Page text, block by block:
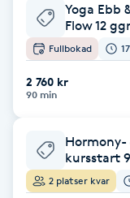
Fransk manikyr
Fransrengöring
Frekvensterapi
Friskvård
Yoga Ebb
Flow 12 ggr
Fullbokad
2 760 kr
90 min
Hormony-
kursstart
2 platser kvar